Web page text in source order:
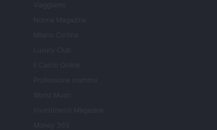
Viaggiamo
Nonne Magazine
Milano Cortina
Luxury Club
Il Calcio Online
Professione mamma
World Music
Investimenti Magazine
Money 365